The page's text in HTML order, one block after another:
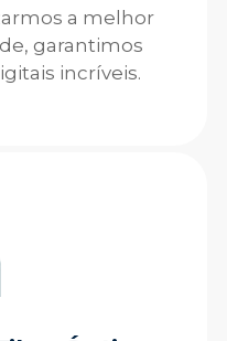
a melhor
garantimos
incríveis.